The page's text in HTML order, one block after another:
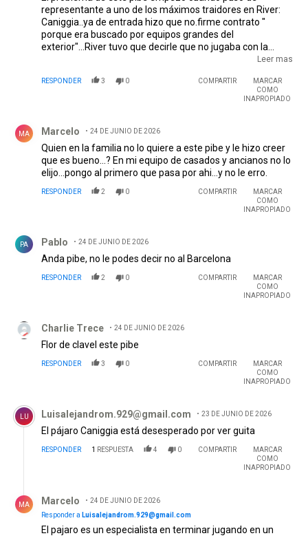
representante a uno de los máximos traidores en River:
Caniggia..ya de entrada hizo que no.firme contrato "
porque era buscado por equipos grandes del
exterior"...River tuvo que decirle que no jugaba con la
selección juvenil si no firmaba..y al final firmó. Pero eso
tiene personalidad para bancar eso ..ahora no lo quiere
Leer mas
RESPONDER 3 0 COMPARTIR
MARCAR
COMO
INAPROPIADO
MA Marcelo 24 DE JUNIO DE 2026
Quien en la familia no lo quiere a este pibe y le hizo creer
que es bueno...? En mi equipo de casados y ancianos no lo
elijo...pongo al primero que pasa por ahi...y no le erro.
RESPONDER 2 0 COMPARTIR
MARCAR
COMO
INAPROPIADO
PA Pablo 24 DE JUNIO DE 2026
Anda pibe, no le podes decir no al Barcelona
RESPONDER 2 0 COMPARTIR
MARCAR
COMO
INAPROPIADO
Charlie Trece 24 DE JUNIO DE 2026
Flor de clavel este pibe
RESPONDER 3 0 COMPARTIR
MARCAR
COMO
INAPROPIADO
Comentario de Luisalejandrom.929@gmail.com .
LU Luisalejandrom.929@gmail.com 23 DE JUNIO DE 2026
El pájaro Caniggia está desesperado por ver guita
RESPONDER 1 RESPUESTA 4 0 COMPARTIR
MARCAR
COMO
INAPROPIADO
MA Marcelo
24 DE JUNIO DE 2026
Responder a Luisalejandrom.929@gmail.com
El pajaro es un especialista en terminar jugando en un